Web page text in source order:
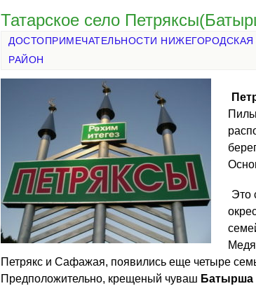
Татарское село
ДОСТОПРИМЕЧАТЕЛЬНОСТИ НИЖЕГОРОДСКАЯ
РАЙОН
Это
Петрякс и Сафажая, появились еще четыре
Предположительно, крещеный чуваш Батырша